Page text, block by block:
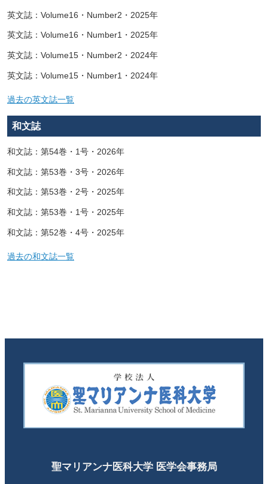
英文誌：Volume16・Number2・2025年
英文誌：Volume16・Number1・2025年
英文誌：Volume15・Number2・2024年
英文誌：Volume15・Number1・2024年
過去の英文誌一覧
和文誌
和文誌：第54巻・1号・2026年
和文誌：第53巻・3号・2026年
和文誌：第53巻・2号・2025年
和文誌：第53巻・1号・2025年
和文誌：第52巻・4号・2025年
過去の和文誌一覧
聖マリアンナ医科大学 医学会事務局